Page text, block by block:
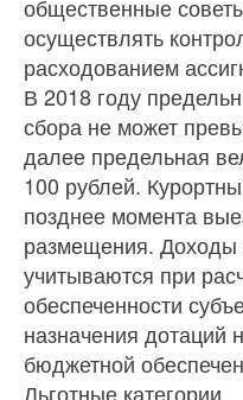
общественные
осуществлять
расходованием
В 2018 году
сбора не может
далее предельная
100 рублей.
позднее момента
размещения. Доходы
учитываются при
обеспеченности
назначения дотаций
бюджетной
Льготные категории